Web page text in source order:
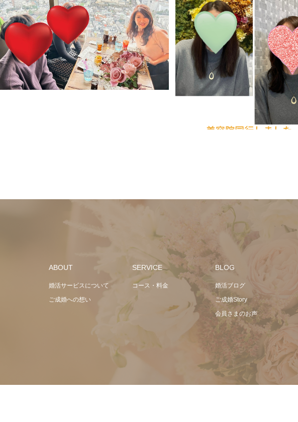
ABOUT
婚活サービスについて
ご成婚への想い
SERVICE
コース・料金
BLOG
婚活ブログ
ご成婚Story
会員さまのお声